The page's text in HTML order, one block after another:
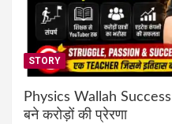
STORY
Physics Wallah
बने करोड़ों की प्रेरणा